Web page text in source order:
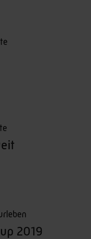
2019